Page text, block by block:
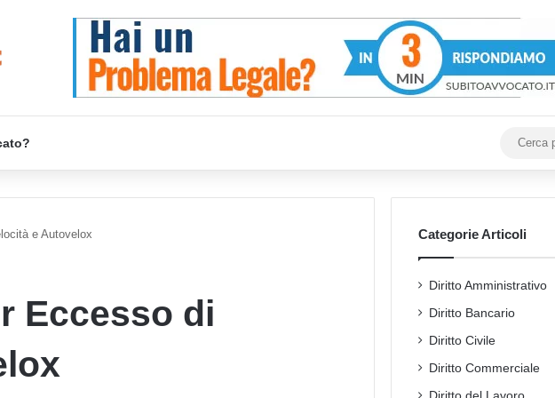
e Autovelox
Eccesso di
Categorie Articoli
Diritto Amministrativo
Diritto Bancario
Diritto Civile
Diritto Commerciale